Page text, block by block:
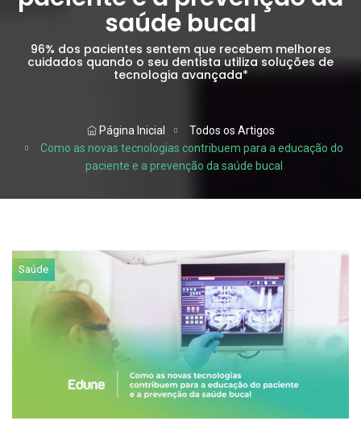
saúde bucal
96% dos pacientes sentem que recebem melhores
cuidados quando o seu dentista utiliza soluções de
tecnologia avançada*
Página Inicial
Todos os Artigos
Como as novas tecnologias contribuem para a educação do
paciente e a prevenção da saúde bucal
Saúde